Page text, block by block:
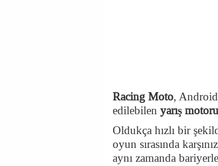
Racing Moto,
edilebilen yarış motoru
Oldukça hızlı bir
oyun sırasında
aynı zamanda